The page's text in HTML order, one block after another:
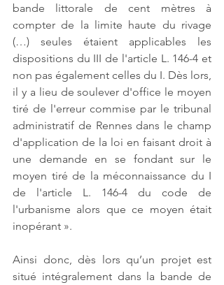
bande littorale de cent mètres à
compter de la limite haute du rivage
(…) seules étaient applicables les
dispositions du III de l'article L. 146-4 et
non pas également celles du I. Dès lors,
il y a lieu de soulever d'office le moyen
tiré de l'erreur commise par le tribunal
administratif de Rennes dans le champ
d'application de la loi en faisant droit à
une demande en se fondant sur le
moyen tiré de la méconnaissance du I
de l'article L. 146-4 du code de
l'urbanisme alors que ce moyen était
inopérant ».
Ainsi donc, dès lors qu’un projet est
situé intégralement dans la bande de